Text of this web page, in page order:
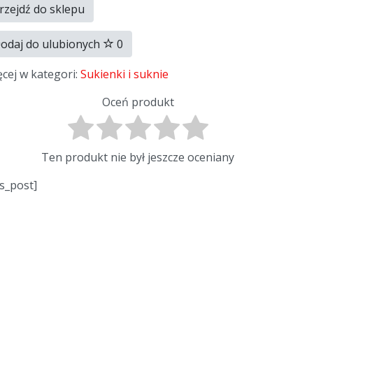
do sklepu
do ulubionych
0
w kategori: Sukienki i suknie
Oceń produkt
Ten produkt nie był jeszcze oceniany